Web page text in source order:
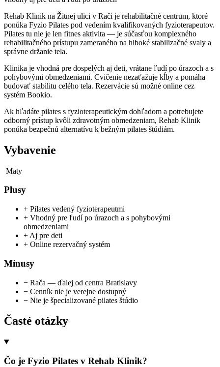
Rehab Klinik na Žitnej ulici v Rači je rehabilitačné centrum, ktoré
ponúka Fyzio Pilates pod vedením kvalifikovaných fyzioterapeutov.
Pilates tu nie je len fitnes aktivita — je súčasťou komplexného
rehabilitačného prístupu zameraného na hlboké stabilizačné svaly a
správne držanie tela.
Klinika je vhodná pre dospelých aj deti, vrátane ľudí po úrazoch a s
pohybovými obmedzeniami. Cvičenie nezaťažuje kĺby a pomáha
budovať stabilitu celého tela. Rezervácie sú možné online cez
systém Bookio.
Ak hľadáte pilates s fyzioterapeutickým dohľadom a potrebujete
odborný prístup kvôli zdravotným obmedzeniam, Rehab Klinik
ponúka bezpečnú alternatívu k bežným pilates štúdiám.
Vybavenie
Maty
Plusy
+ Pilates vedený fyzioterapeutmi
+ Vhodný pre ľudí po úrazoch a s pohybovými
obmedzeniami
+ Aj pre deti
+ Online rezervačný systém
Mínusy
− Rača — ďalej od centra Bratislavy
− Cenník nie je verejne dostupný
− Nie je špecializované pilates štúdio
Časté otázky
Čo je Fyzio Pilates v Rehab Klinik?